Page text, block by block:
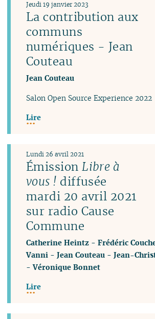
La contribution aux
communs
numériques - Jean
Couteau
Jeudi 19 janvier 2023
Jean Couteau
Salon Open Source Experience 2022
Lire
ÉmissionLibre à
vous ! diffusée
mardi 20 avril 2021
sur radio Cause
Commune
Lundi 26 avril 2021
Catherine Heintz -Frédéric
Vanni -Jean Couteau -Jean-
-Véronique Bonnet
Lire